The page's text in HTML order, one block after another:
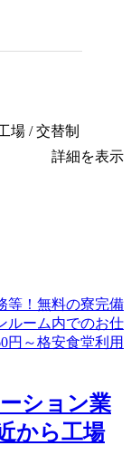
場 / 交替制
詳細を表示
ション業
から工場